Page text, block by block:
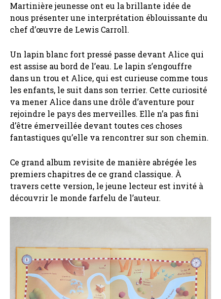
Martinière jeunesse ont eu la brillante idée de
nous présenter une interprétation éblouissante du
chef d’œuvre de Lewis Carroll.
Un lapin blanc fort pressé passe devant Alice qui
est assise au bord de l’eau. Le lapin s’engouffre
dans un trou et Alice, qui est curieuse comme tous
les enfants, le suit dans son terrier. Cette curiosité
va mener Alice dans une drôle d’aventure pour
rejoindre le pays des merveilles. Elle n’a pas fini
d’être émerveillée devant toutes ces choses
fantastiques qu’elle va rencontrer sur son chemin.
Ce grand album revisite de manière abrégée les
premiers chapitres de ce grand classique. À
travers cette version, le jeune lecteur est invité à
découvrir le monde farfelu de l’auteur.